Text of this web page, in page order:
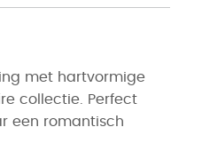
met hartvormige
collectie. Perfect
een romantisch